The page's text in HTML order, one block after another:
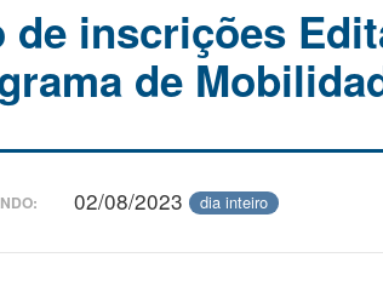
de inscrições
de
02/08/2023 dia inteiro